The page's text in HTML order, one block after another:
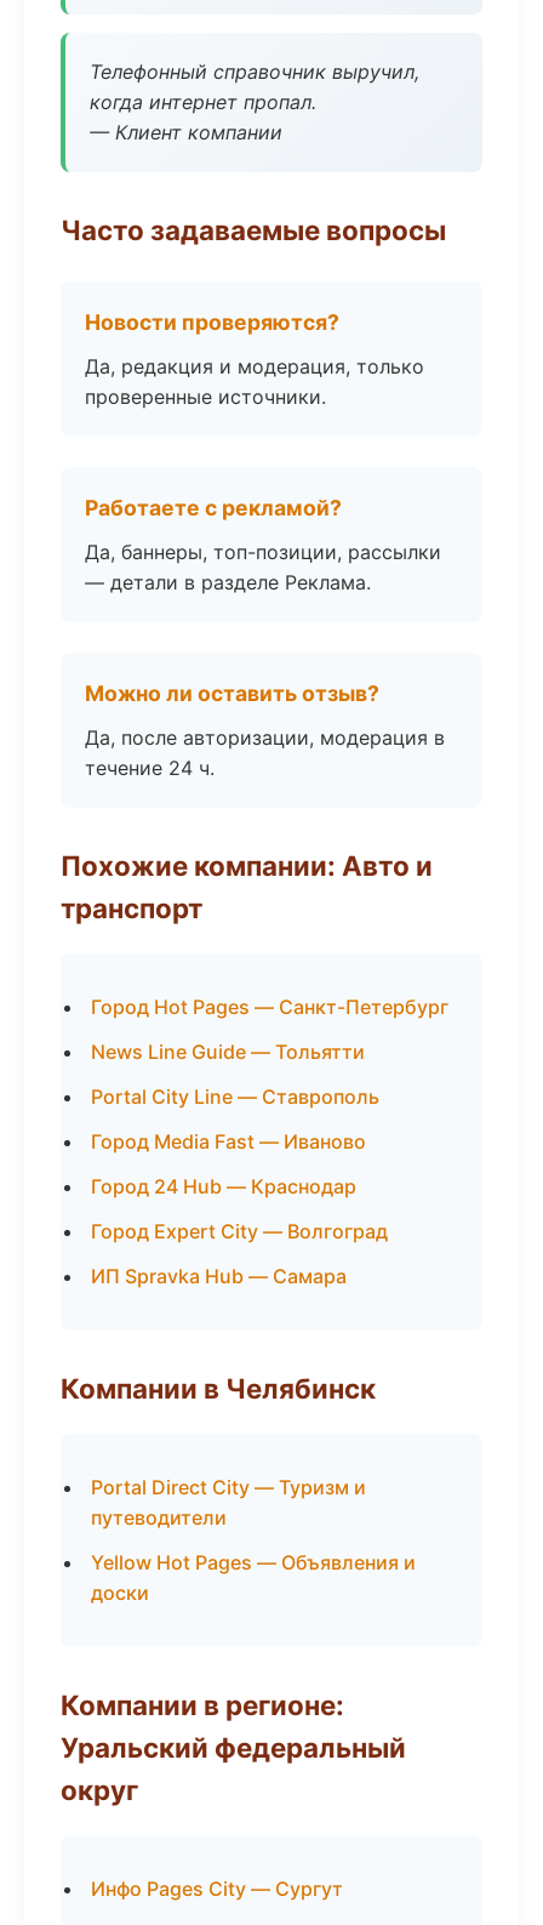
Телефонный справочник выручил,
когда интернет пропал.
— Клиент компании
Часто задаваемые вопросы
Новости проверяются?
Да, редакция и модерация, только
проверенные источники.
Работаете с рекламой?
Да, баннеры, топ-позиции, рассылки
— детали в разделе Реклама.
Можно ли оставить отзыв?
Да, после авторизации, модерация в
течение 24 ч.
Похожие компании: Авто и
транспорт
Город Hot Pages — Санкт-Петербург
News Line Guide — Тольятти
Portal City Line — Ставрополь
Город Media Fast — Иваново
Город 24 Hub — Краснодар
Город Expert City — Волгоград
ИП Spravka Hub — Самара
Компании в Челябинск
Portal Direct City — Туризм и
путеводители
Yellow Hot Pages — Объявления и
доски
Компании в регионе:
Уральский федеральный
округ
Инфо Pages City — Сургут